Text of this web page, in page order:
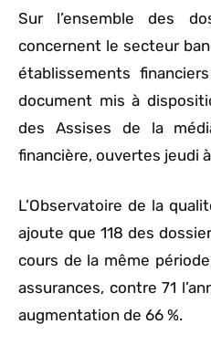
Sur l’ensemble des
concernent le secteur
établissements
document mis à
des Assises de la
financière, ouvertes jeudi
L’Observatoire de la
ajoute que 118 des
cours de la même
assurances, contre 71
augmentation de 66 %.